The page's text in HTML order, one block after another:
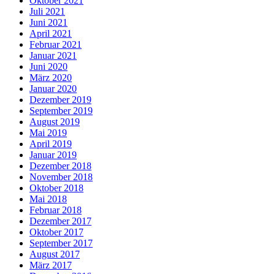
Juli 2021
Juni 2021
April 2021
Februar 2021
Januar 2021
Juni 2020
März 2020
Januar 2020
Dezember 2019
September 2019
August 2019
Mai 2019
April 2019
Januar 2019
Dezember 2018
November 2018
Oktober 2018
Mai 2018
Februar 2018
Dezember 2017
Oktober 2017
September 2017
August 2017
März 2017